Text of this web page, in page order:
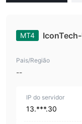
MT4
Pais/Região
--
IP do servidor
13.***.30